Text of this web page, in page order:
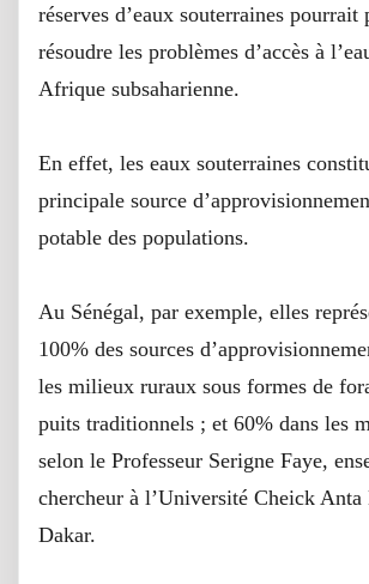
réserves d’eaux souterraines pourrait
résoudre les problèmes d’accès à
Afrique subsaharienne.
En effet, les eaux souterraines
principale source
potable des populations.
Au Sénégal, par exemple, elles
100% des sources
les milieux ruraux sous formes de
puits traditionnels ; et 60% dans les
selon le Professeur Serigne Faye,
chercheur à l’Université Cheick
Dakar.